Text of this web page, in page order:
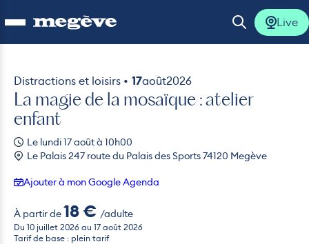
Ouvrir le menu Ouvrir la
Live
Distractions et loisirs • 17août2026
La magie de la mosaïque : atelier
enfant
Le lundi 17 août à 10h00
Le Palais 247 route du Palais des Sports 74120 Megève
Ajouter à mon Google Agenda
À partir de18 € /adulte
Du 10 juillet 2026 au 17 août 2026
Tarif de base : plein tarif